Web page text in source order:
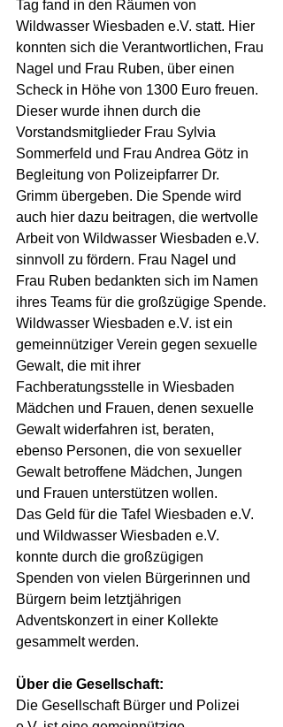
Tag fand in den Räumen von
Wildwasser Wiesbaden e.V. statt. Hier
konnten sich die Verantwortlichen, Frau
Nagel und Frau Ruben, über einen
Scheck in Höhe von 1300 Euro freuen.
Dieser wurde ihnen durch die
Vorstandsmitglieder Frau Sylvia
Sommerfeld und Frau Andrea Götz in
Begleitung von Polizeipfarrer Dr.
Grimm übergeben. Die Spende wird
auch hier dazu beitragen, die wertvolle
Arbeit von Wildwasser Wiesbaden e.V.
sinnvoll zu fördern. Frau Nagel und
Frau Ruben bedankten sich im Namen
ihres Teams für die großzügige Spende.
Wildwasser Wiesbaden e.V. ist ein
gemeinnütziger Verein gegen sexuelle
Gewalt, die mit ihrer
Fachberatungsstelle in Wiesbaden
Mädchen und Frauen, denen sexuelle
Gewalt widerfahren ist, beraten,
ebenso Personen, die von sexueller
Gewalt betroffene Mädchen, Jungen
und Frauen unterstützen wollen.
Das Geld für die Tafel Wiesbaden e.V.
und Wildwasser Wiesbaden e.V.
konnte durch die großzügigen
Spenden von vielen Bürgerinnen und
Bürgern beim letztjährigen
Adventskonzert in einer Kollekte
gesammelt werden.
Über die Gesellschaft:
Die Gesellschaft Bürger und Polizei